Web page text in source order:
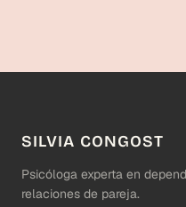
SILVIA CONGOST
Psicóloga experta en
relaciones de pareja.